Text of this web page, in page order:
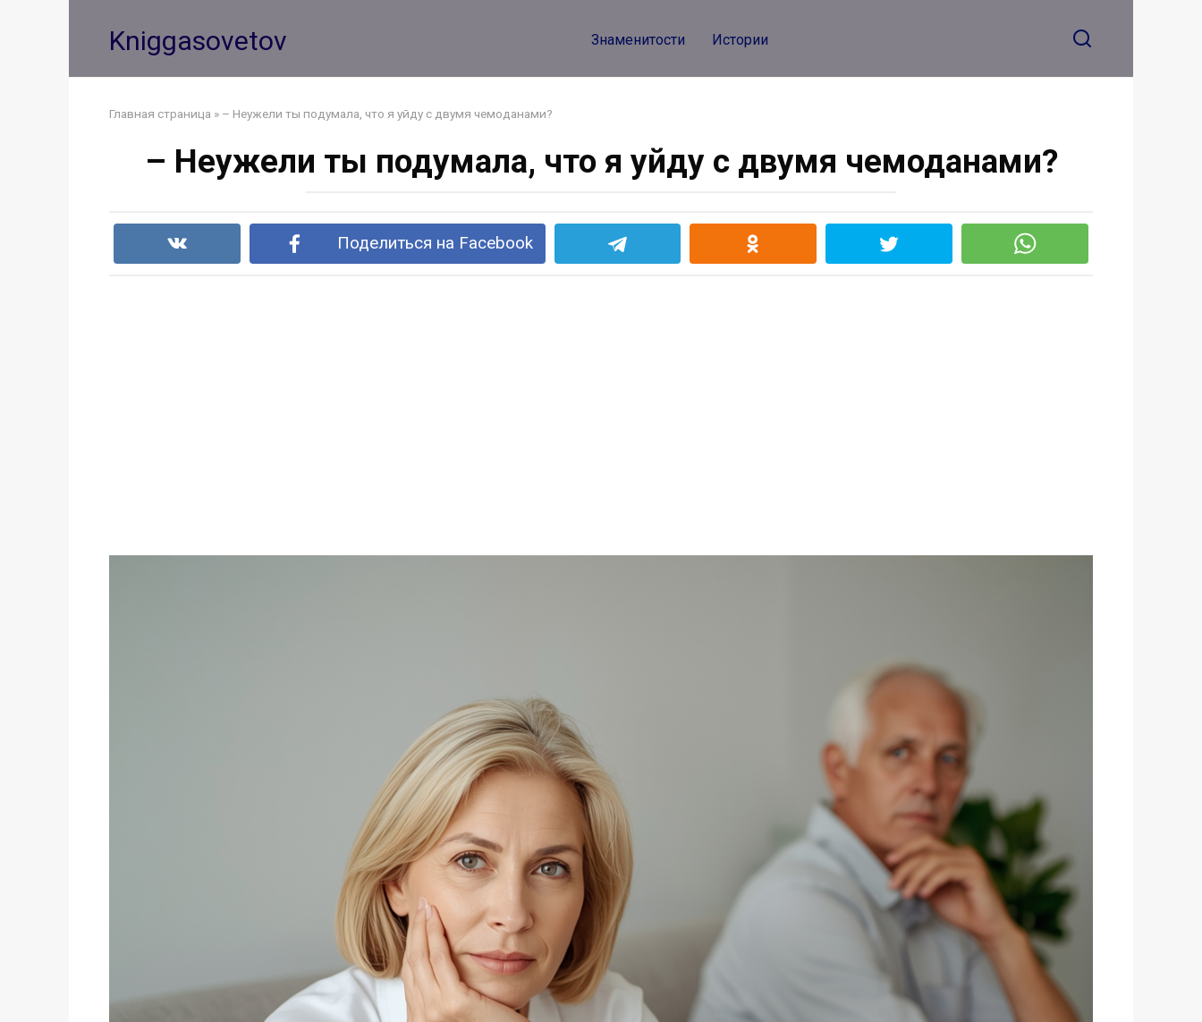
Kniggasovetov Знаменитости Истории
Главная страница » – Неужели ты подумала, что я уйду с двумя чемоданами?
– Неужели ты подумала, что я уйду с двумя чемоданами?
Поделиться на Facebook